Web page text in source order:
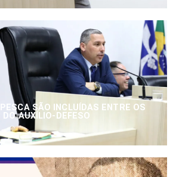
SÃO INCLUÍDAS ENTRE OS
DO AUXÍLIO-DEFESO